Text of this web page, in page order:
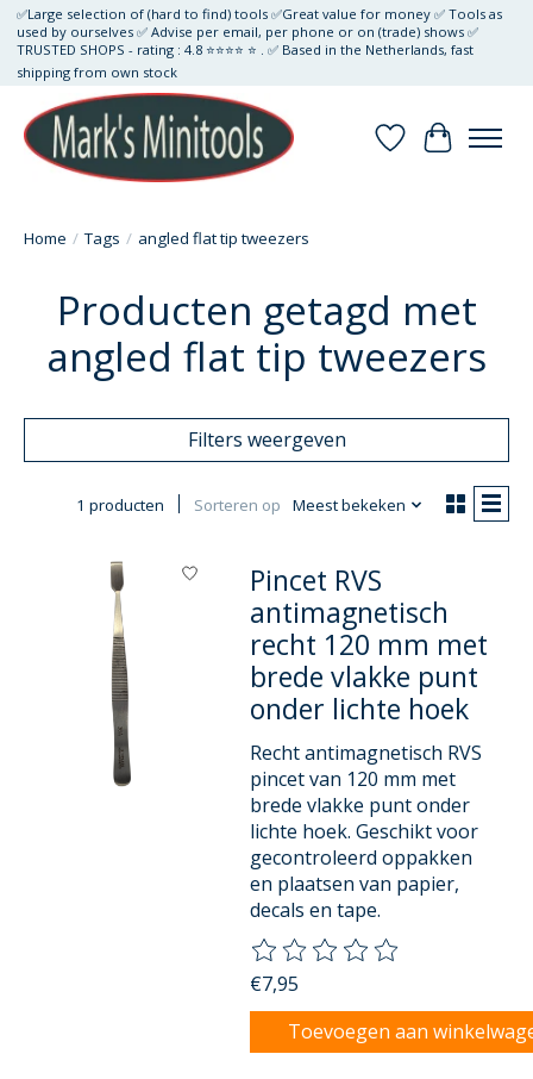
✅Large selection of (hard to find) tools ✅Great value for money ✅ Tools as
used by ourselves ✅ Advise per email, per phone or on (trade) shows ✅
TRUSTED SHOPS - rating : 4.8 ⭐⭐⭐⭐ ⭐ . ✅ Based in the Netherlands, fast
shipping from own stock
Verlanglijst
Home / Tags / angled flat tip tweezers
Producten getagd met
angled flat tip tweezers
Filters weergeven
1 producten Sorteren op Meest bekeken
Pincet RVS
antimagnetisch
recht 120 mm met
brede vlakke punt
onder lichte hoek
Recht antimagnetisch RVS
pincet van 120 mm met
brede vlakke punt onder
lichte hoek. Geschikt voor
gecontroleerd oppakken
en plaatsen van papier,
decals en tape.
De beoordeling van dit
€7,95
Toevoegen aan